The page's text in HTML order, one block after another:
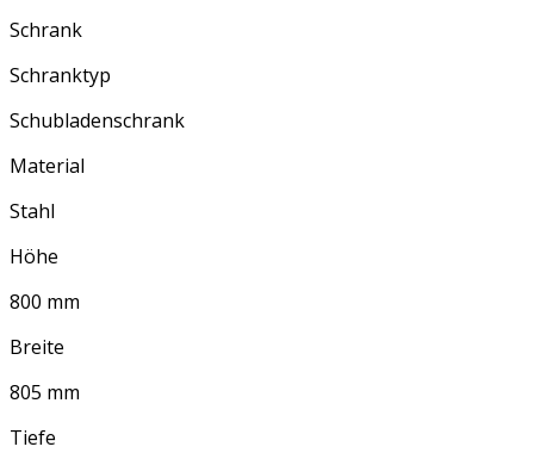
Schrank
Schranktyp
Schubladenschrank
Material
Stahl
Höhe
800 mm
Breite
805 mm
Tiefe